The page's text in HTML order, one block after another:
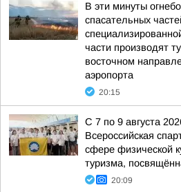
В эти минуты
спасательных
части производят
восточном
аэропорта
20:15
С 7 по 9 августа
Всероссийская
сфере физической
туризма,
20:09